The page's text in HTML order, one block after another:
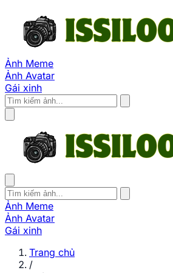
Ảnh Meme
Ảnh Avatar
Gái xinh
Ảnh Meme
Ảnh Avatar
Gái xinh
Trang chủ
/